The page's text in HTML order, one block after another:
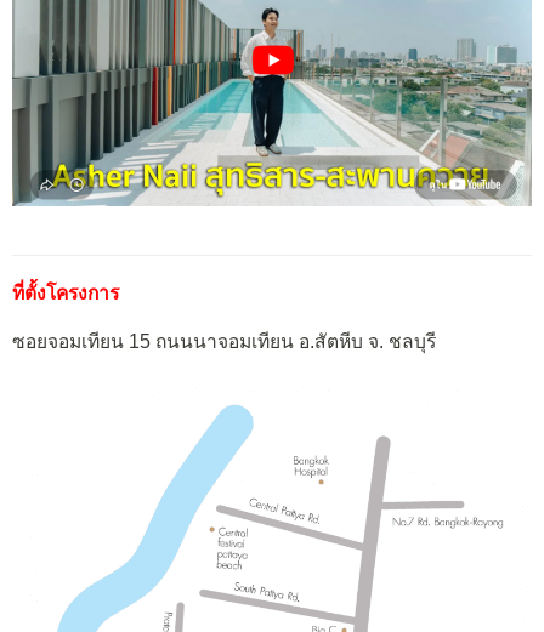
ที่ตั้งโครงการ
ซอยจอมเทียน 15 ถนนนาจอมเทียน อ.สัตหีบ จ. ชลบุรี